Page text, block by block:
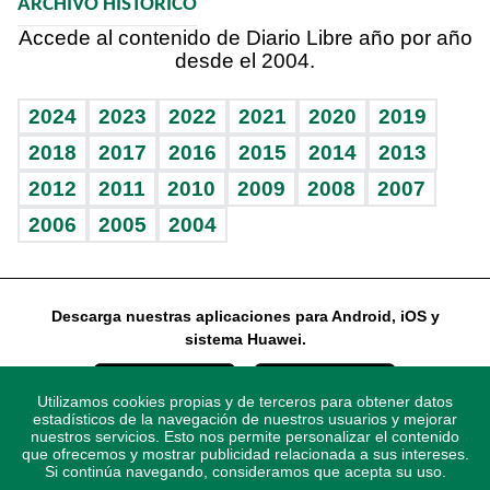
Vida y familia
Eñe
Celebrando la vida
Sin complejos
En pocas palabras
Escuchando al corazón
Economía Personal
Consulta Libre
BRV
TBT Deportivo
Ágora
Hecho en casa
Guía del dinero
Cumpleaños
Horóscopos
ARCHIVO HISTÓRICO
Accede al contenido de Diario Libre año por año
desde el 2004.
2024 2023 2022 2021 2020
2019
2018
2017 2016 2015 2014
2013
2012
2011 2010 2009 2008
2007
2006
2005 2004
Descarga nuestras aplicaciones para Android, iOS y
sistema Huawei.
Utilizamos cookies propias y de terceros para obtener datos
estadísticos de la navegación de nuestros usuarios y mejorar
nuestros servicios. Esto nos permite personalizar el contenido
que ofrecemos y mostrar publicidad relacionada a sus intereses.
Si continúa navegando, consideramos que acepta su uso.